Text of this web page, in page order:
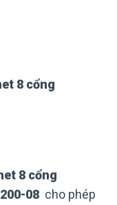
8 cổng
8 cổng
08 cho phép